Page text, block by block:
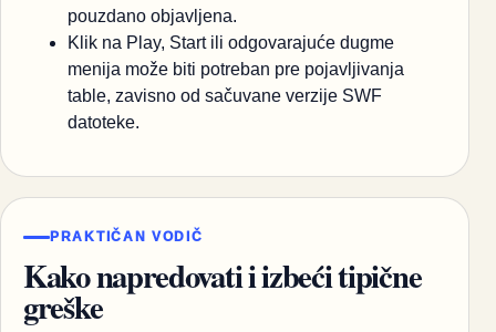
pouzdano objavljena.
Klik na Play, Start ili odgovarajuće dugme
menija može biti potreban pre pojavljivanja
table, zavisno od sačuvane verzije SWF
datoteke.
PRAKTIČAN VODIČ
Kako napredovati i izbeći tipične
greške